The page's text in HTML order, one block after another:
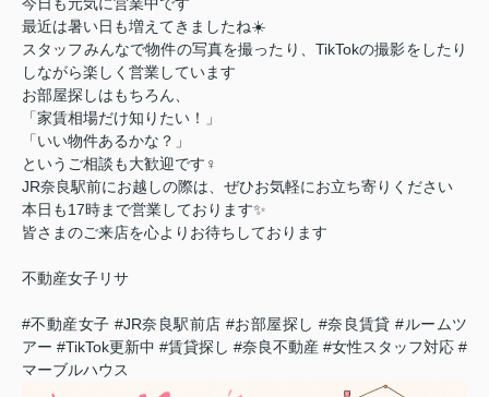
最近は暑い日も増えてきましたね☀️
スタッフみんなで物件の写真を撮ったり、TikTokの撮影をしたり
しながら楽しく営業しています
お部屋探しはもちろん、
「家賃相場だけ知りたい！」
「いい物件あるかな？」
というご相談も大歓迎です‍♀️
JR奈良駅前にお越しの際は、ぜひお気軽にお立ち寄りください
本日も17時まで営業しております✨
皆さまのご来店を心よりお待ちしております
不動産女子リサ
#不動産女子 #JR奈良駅前店 #お部屋探し #奈良賃貸 #ルームツ
アー #TikTok更新中 #賃貸探し #奈良不動産 #女性スタッフ対応 #
マーブルハウス